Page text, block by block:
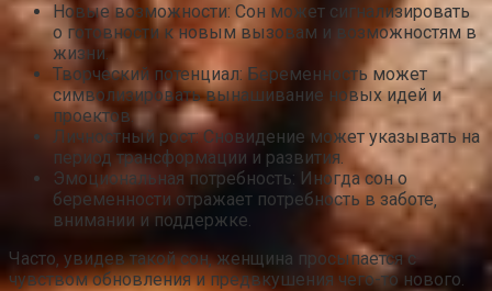
Новые возможности: Сон может сигнализировать
о готовности к новым вызовам и возможностям в
жизни.
Творческий потенциал: Беременность может
символизировать вынашивание новых идей и
проектов.
Личностный рост: Сновидение может указывать на
период трансформации и развития.
Эмоциональная потребность: Иногда сон о
беременности отражает потребность в заботе‚
внимании и поддержке.
Часто‚ увидев такой сон‚ женщина просыпается с
чувством обновления и предвкушения чего-то нового.